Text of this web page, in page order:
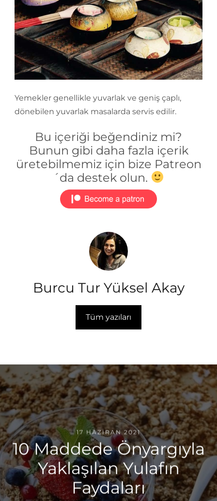
Yemekler genellikle yuvarlak ve geniş çaplı,
dönebilen yuvarlak masalarda servis edilir.
Bu içeriği beğendiniz mi?
Bunun gibi daha fazla içerik
üretebilmemiz için bize Patreon
´da destek olun.
Burcu Tur Yüksel Akay
Tüm yazıları
17 HAZIRAN 2021
10 Maddede Önyargıyla
Yaklaşılan Yulafın
Faydaları